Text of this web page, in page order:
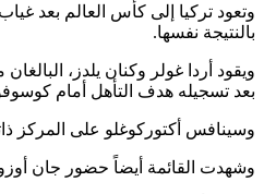
بالنتيجة نفسها.
بعد تسجيله هدف التأهل أمام
وسينافس أكتوركوغلو على المركز
وشهدت القائمة أيضاً حضور جان أوزون، لاعب آينتراخت